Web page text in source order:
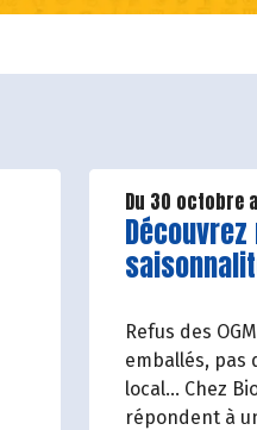
Du 30 octobre
Lire la
Refus des
emballés, pas
local… Chez
répondent à